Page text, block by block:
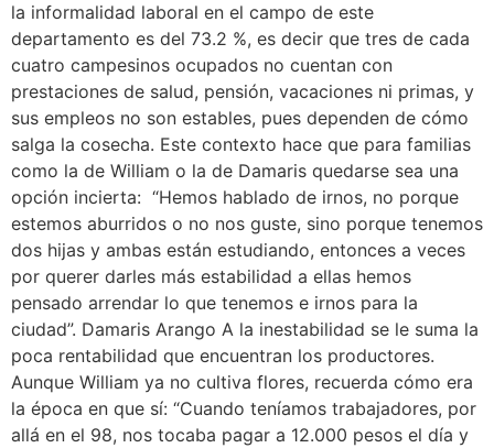
la informalidad laboral en el campo de este
departamento es del 73.2 %, es decir que tres de cada
cuatro campesinos ocupados no cuentan con
prestaciones de salud, pensión, vacaciones ni primas, y
sus empleos no son estables, pues dependen de cómo
salga la cosecha. Este contexto hace que para familias
como la de William o la de Damaris quedarse sea una
opción incierta: “Hemos hablado de irnos, no porque
estemos aburridos o no nos guste, sino porque tenemos
dos hijas y ambas están estudiando, entonces a veces
por querer darles más estabilidad a ellas hemos
pensado arrendar lo que tenemos e irnos para la
ciudad”. Damaris Arango A la inestabilidad se le suma la
poca rentabilidad que encuentran los productores.
Aunque William ya no cultiva flores, recuerda cómo era
la época en que sí: “Cuando teníamos trabajadores, por
allá en el 98, nos tocaba pagar a 12.000 pesos el día y